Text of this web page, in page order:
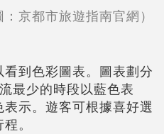
京都市旅遊指南官網）
到色彩圖表。圖表劃分
最少的時段以藍色表
示。遊客可根據喜好選
。